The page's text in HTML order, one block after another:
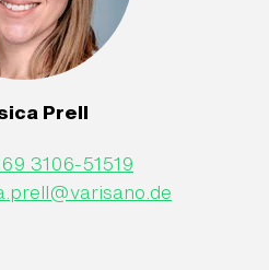
Prell
3106-51519
@varisano.de